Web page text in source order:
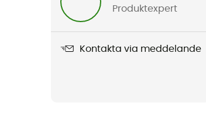
Produktexpert
Kontakta via meddelande